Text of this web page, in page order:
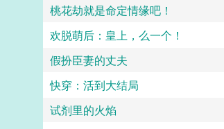
桃花劫就是命定情缘吧！
欢脱萌后：皇上，么一个！
假扮臣妻的丈夫
快穿：活到大结局
试剂里的火焰